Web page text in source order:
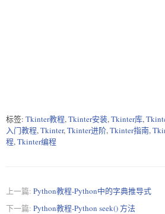
标签: Tkinter教程,Tkinter安装,Tkinter库,
入门教程,Tkinter,Tkinter进阶,Tkinter指南,
程,Tkinter编程
上一篇: Python教程-Python中的字典推导式
下一篇: Python教程-Python seek() 方法